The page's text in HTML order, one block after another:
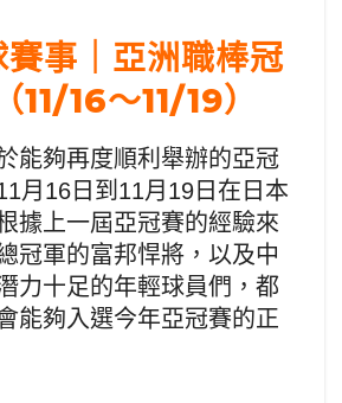
事｜亞洲職棒冠
11/16～11/19）
能夠再度順利舉辦的亞冠
月16日到11月19日在日本
據上一屆亞冠賽的經驗來
冠軍的富邦悍將，以及中
力十足的年輕球員們，都
能夠入選今年亞冠賽的正